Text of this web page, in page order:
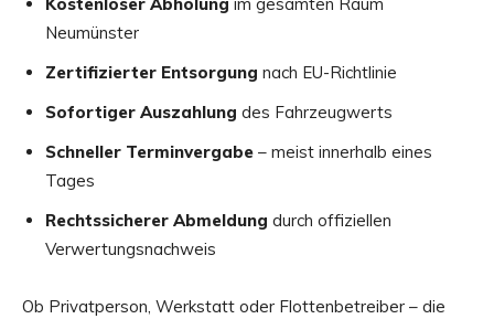
Kostenloser Abholung im gesamten Raum
Neumünster
Zertifizierter Entsorgung nach EU-Richtlinie
Sofortiger Auszahlung des Fahrzeugwerts
Schneller Terminvergabe – meist innerhalb eines
Tages
Rechtssicherer Abmeldung durch offiziellen
Verwertungsnachweis
Ob Privatperson, Werkstatt oder Flottenbetreiber – die